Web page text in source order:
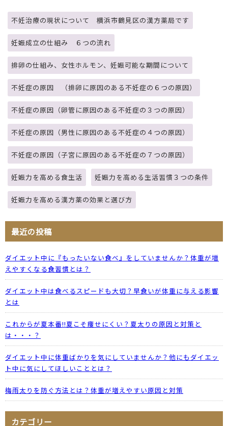
不妊治療の現状について 横浜市鶴見区の漢方薬局です
妊娠成立の仕組み ６つの流れ
排卵の仕組み、女性ホルモン、妊娠可能な期間について
不妊症の原因 （排卵に原因のある不妊症の６つの原因）
不妊症の原因（卵管に原因のある不妊症の３つの原因）
不妊症の原因（男性に原因のある不妊症の４つの原因）
不妊症の原因（子宮に原因のある不妊症の７つの原因）
妊娠力を高める食生活 妊娠力を高める生活習慣３つの条件
妊娠力を高める漢方薬の効果と選び方
最近の投稿
ダイエット中に『もったいない食べ』をしていませんか？体重が増
えやすくなる食習慣とは？
ダイエット中は食べるスピードも大切？早食いが体重に与える影響
とは
これからが夏本番!!夏こそ痩せにくい？夏太りの原因と対策と
は・・・？
ダイエット中に体重ばかりを気にしていませんか？他にもダイエッ
ト中に気にしてほしいこととは？
梅雨太りを防ぐ方法とは？体重が増えやすい原因と対策
カテゴリー